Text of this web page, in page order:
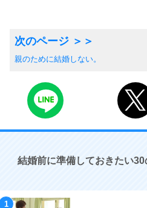
親のために結婚しない。
結婚前に準備しておきたい30